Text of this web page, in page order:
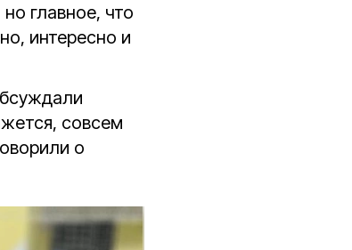
главное, что
интересно и
совсем
о